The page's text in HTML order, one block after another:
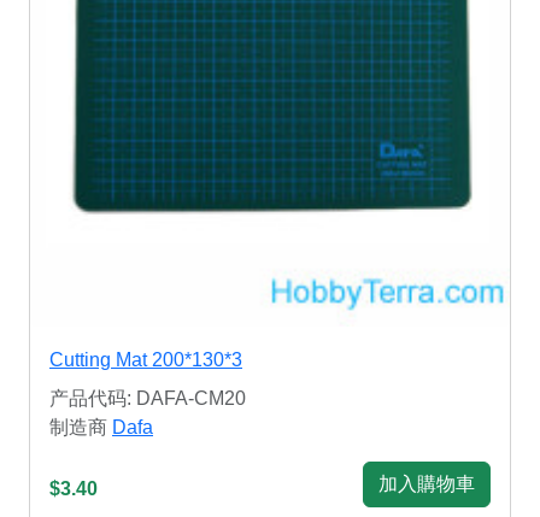
Cutting Mat 200*130*3
产品代码: DAFA-CM20
制造商 Dafa
$3.40 加入購物車